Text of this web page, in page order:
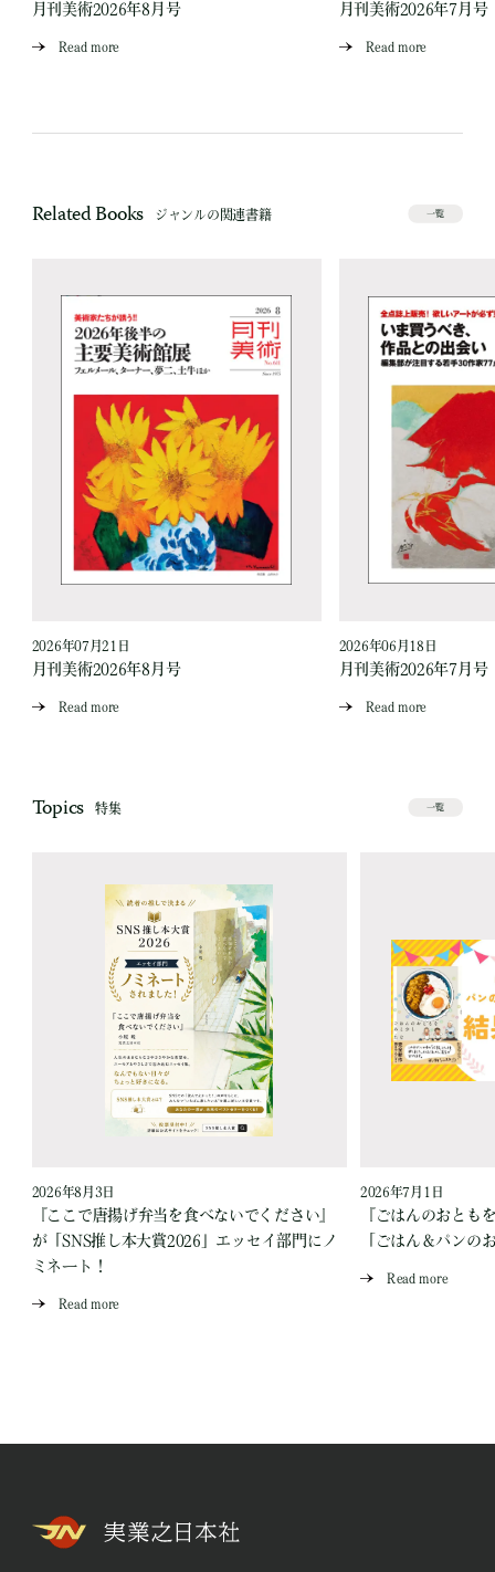
月刊美術2026年8月号
Read more
月刊美術2026年7月号
Read more
Related Books ジャンルの関連書籍 一覧
2026年07月21日
月刊美術2026年8月号
Read more
2026年06月18日
月刊美術2026年7月号
Read more
Topics 特集 一覧
2026年8月3日
『ここで唐揚げ弁当を食べないでください』
が「SNS推し本大賞2026」エッセイ部門にノ
ミネート！
Read more
2026年7月1日
『ごはんのおとも
「ごはん＆パンの
Read more